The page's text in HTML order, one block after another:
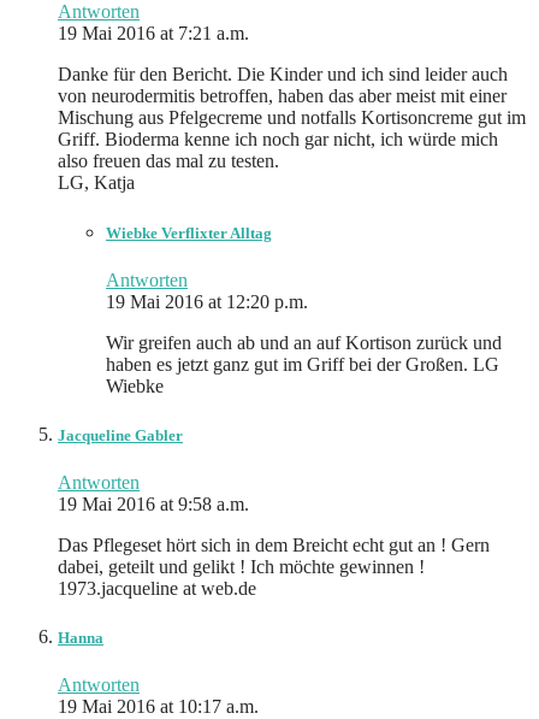
Antworten
19 Mai 2016 at 7:21 a.m.
Danke für den Bericht. Die Kinder und ich sind leider auch
von neurodermitis betroffen, haben das aber meist mit einer
Mischung aus Pfelgecreme und notfalls Kortisoncreme gut im
Griff. Bioderma kenne ich noch gar nicht, ich würde mich
also freuen das mal zu testen.
LG, Katja
Wiebke Verflixter Alltag
Antworten
19 Mai 2016 at 12:20 p.m.
Wir greifen auch ab und an auf Kortison zurück und
haben es jetzt ganz gut im Griff bei der Großen. LG
Wiebke
Jacqueline Gabler
Antworten
19 Mai 2016 at 9:58 a.m.
Das Pflegeset hört sich in dem Breicht echt gut an ! Gern
dabei, geteilt und gelikt ! Ich möchte gewinnen !
1973.jacqueline at web.de
Hanna
Antworten
19 Mai 2016 at 10:17 a.m.